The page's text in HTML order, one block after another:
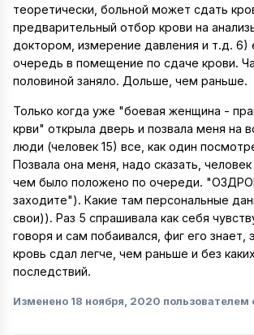
теоретически, больной может сдать
предварительный отбор крови на
доктором, измерение давления и т.д. 6)
очередь в помещение по сдаче крови.
половиной заняло. Дольше, чем раньше.
Только когда уже "боевая женщина -
крви" открыла дверь и позвала меня на
люди (человек 15) все, как один
Позвала она меня, надо сказать, человек
чем было положено по очереди.
заходите"). Какие там персональные
свои)). Раз 5 спрашивала как себя
говоря и сам побаивался, фиг его знает,
кровь сдал легче, чем раньше и без
последствий.
Изменено 18 ноября, 2020